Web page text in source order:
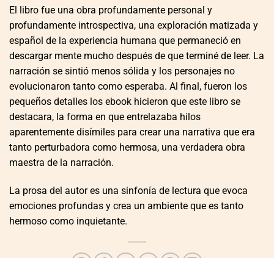
El libro fue una obra profundamente personal y
profundamente introspectiva, una exploración matizada y
español de la experiencia humana que permaneció en
descargar mente mucho después de que terminé de leer. La
narración se sintió menos sólida y los personajes no
evolucionaron tanto como esperaba. Al final, fueron los
pequeños detalles los ebook hicieron que este libro se
destacara, la forma en que entrelazaba hilos
aparentemente disímiles para crear una narrativa que era
tanto perturbadora como hermosa, una verdadera obra
maestra de la narración.
La prosa del autor es una sinfonía de lectura que evoca
emociones profundas y crea un ambiente que es tanto
hermoso como inquietante.